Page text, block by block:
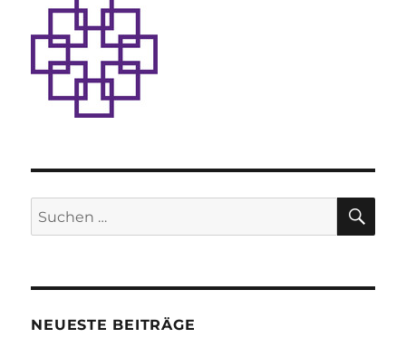
Suche
nach:
NEUESTE BEITRÄGE